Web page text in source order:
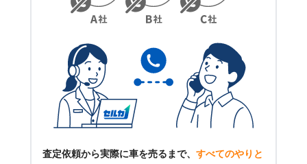
査定依頼から実際に車を売るまで、 すべてのやりと